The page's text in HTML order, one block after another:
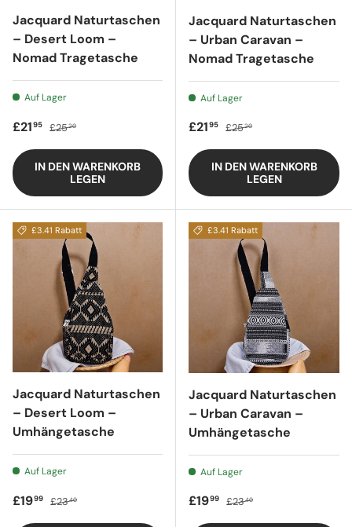
Jacquard Naturtaschen
– Desert Loom –
Nomad Tragetasche
Auf Lager
Verkaufspreis
£2195 Regulärer Preis
£2520
IN DEN WARENKORB
LEGEN
Jacquard Naturtaschen
– Urban Caravan –
Nomad Tragetasche
Auf Lager
Verkaufspreis
£2195 Regulärer Preis
£2520
IN DEN WARENKORB
LEGEN
£3.41 Rabatt
Jacquard Naturtaschen
– Desert Loom –
Umhängetasche
Auf Lager
Verkaufspreis
£1999 Regulärer Preis
£2340
£3.41 Rabatt
Jacquard Naturtaschen
– Urban Caravan –
Umhängetasche
Auf Lager
Verkaufspreis
£1999 Regulärer Preis
£2340